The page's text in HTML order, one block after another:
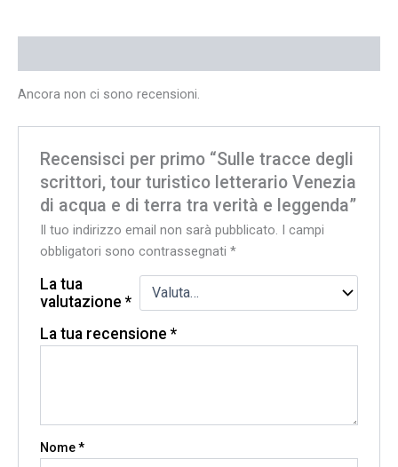
Ancora non ci sono recensioni.
Recensisci per primo “Sulle tracce degli
scrittori, tour turistico letterario Venezia
di acqua e di terra tra verità e leggenda”
Il tuo indirizzo email non sarà pubblicato. I campi
obbligatori sono contrassegnati*
La tua
valutazione*
La tua recensione*
Nome*